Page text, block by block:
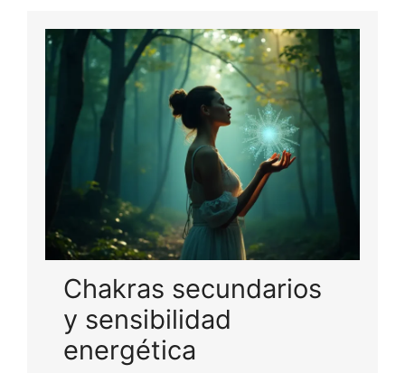
Chakras secundarios
y sensibilidad
energética